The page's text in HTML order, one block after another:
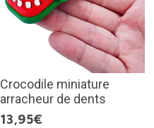
Crocodile miniature
arracheur de dents
13,95€